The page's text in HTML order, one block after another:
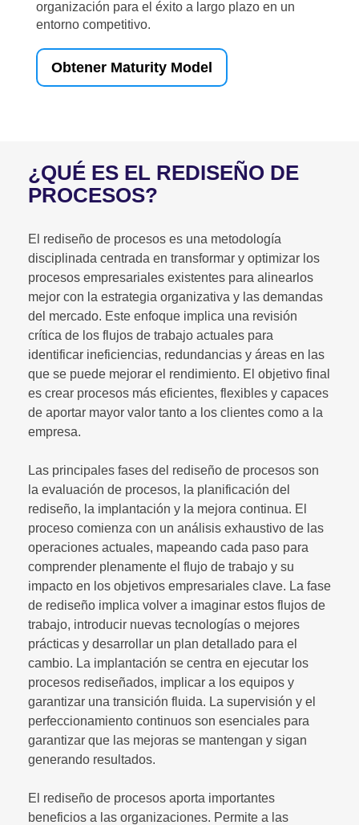
organización para el éxito a largo plazo en un
entorno competitivo.
Obtener Maturity Model
¿QUÉ ES EL REDISEÑO DE
PROCESOS?
El rediseño de procesos es una metodología
disciplinada centrada en transformar y optimizar los
procesos empresariales existentes para alinearlos
mejor con la estrategia organizativa y las demandas
del mercado. Este enfoque implica una revisión
crítica de los flujos de trabajo actuales para
identificar ineficiencias, redundancias y áreas en las
que se puede mejorar el rendimiento. El objetivo final
es crear procesos más eficientes, flexibles y capaces
de aportar mayor valor tanto a los clientes como a la
empresa.
Las principales fases del rediseño de procesos son
la evaluación de procesos, la planificación del
rediseño, la implantación y la mejora continua. El
proceso comienza con un análisis exhaustivo de las
operaciones actuales, mapeando cada paso para
comprender plenamente el flujo de trabajo y su
impacto en los objetivos empresariales clave. La fase
de rediseño implica volver a imaginar estos flujos de
trabajo, introducir nuevas tecnologías o mejores
prácticas y desarrollar un plan detallado para el
cambio. La implantación se centra en ejecutar los
procesos rediseñados, implicar a los equipos y
garantizar una transición fluida. La supervisión y el
perfeccionamiento continuos son esenciales para
garantizar que las mejoras se mantengan y sigan
generando resultados.
El rediseño de procesos aporta importantes
beneficios a las organizaciones. Permite a las